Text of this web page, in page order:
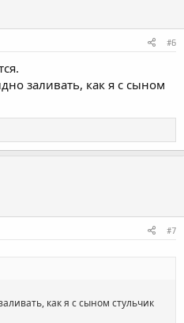
#6
заливать, как я с сыном
#7
как я с сыном стульчик